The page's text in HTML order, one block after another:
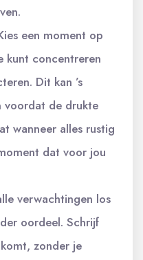
een moment op
kunt concentreren
Dit kan ’s
voordat de drukte
wanneer alles rustig
dat voor jou
verwachtingen los
oordeel. Schrijf
zonder je